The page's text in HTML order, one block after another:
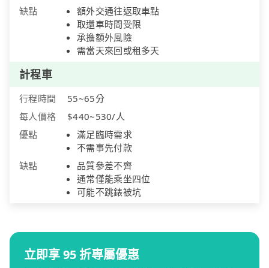
缺點
額外交通往返取車點
取還車時間受限
承擔額外風險
需當天來回或租多天
計程車
行程時間
55~65分
每人價格
$440~530/人
優點
滿足臨時需求
不需事先付款
缺點
品質參差不齊
通常僅能乘坐四位
可能不跳錶被坑
立即享 95 折專屬優惠